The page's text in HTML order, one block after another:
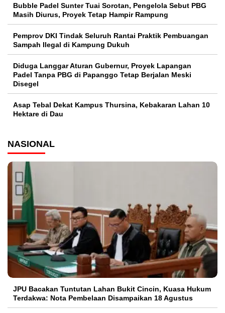
Bubble Padel Sunter Tuai Sorotan, Pengelola Sebut PBG
Masih Diurus, Proyek Tetap Hampir Rampung
Pemprov DKI Tindak Seluruh Rantai Praktik Pembuangan
Sampah Ilegal di Kampung Dukuh
Diduga Langgar Aturan Gubernur, Proyek Lapangan
Padel Tanpa PBG di Papanggo Tetap Berjalan Meski
Disegel
Asap Tebal Dekat Kampus Thursina, Kebakaran Lahan 10
Hektare di Dau
NASIONAL
JPU Bacakan Tuntutan Lahan Bukit Cincin, Kuasa Hukum
Terdakwa: Nota Pembelaan Disampaikan 18 Agustus